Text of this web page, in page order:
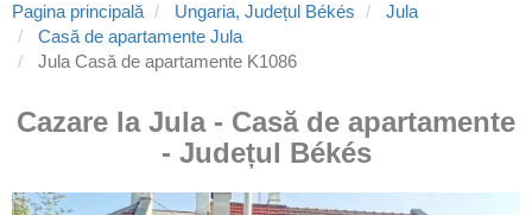
Pagina principală Ungaria, Județul Békés
Jula
Casă de apartamente Jula
Jula Casă de apartamente K1086
Cazare la Jula - Casă de apartamente
- Județul Békés